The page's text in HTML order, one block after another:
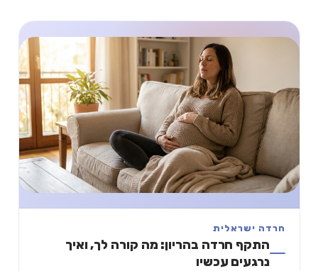
חרדה ישראלית
התקף חרדה בהריון: מה קורה לך, ואיך
נרגעים עכשיו